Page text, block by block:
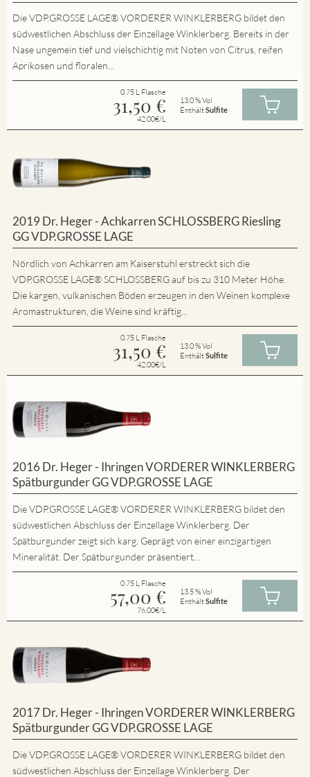
Die VDP.GROSSE LAGE® VORDERER WINKLERBERG bildet den
südwestlichen Abschluss der Einzellage Winklerberg. Bereits in der
Nase ungemein tief und vielschichtig mit Noten von Citrus, reifen
Aprikosen und floralen...
0.75 L Flasche
31,50 €
42.00€/L
13.0 % Vol
EnthältSulfite
2019 Dr. Heger - Achkarren SCHLOSSBERG Riesling
GG VDP.GROSSE LAGE
Nördlich von Achkarren am Kaiserstuhl erstreckt sich die
VDP.GROSSE LAGE® SCHLOSSBERG auf bis zu 310 Meter Höhe.
Die kargen, vulkanischen Böden erzeugen in den Weinen komplexe
Aromastrukturen, die Weine sind kräftig...
0.75 L Flasche
31,50 €
42.00€/L
13.0 % Vol
EnthältSulfite
2016 Dr. Heger - Ihringen VORDERER WINKLERBERG
Spätburgunder GG VDP.GROSSE LAGE
Die VDP.GROSSE LAGE® VORDERER WINKLERBERG bildet den
südwestlichen Abschluss der Einzellage Winklerberg. Der
Spätburgunder zeigt sich karg. Geprägt von einer einzigartigen
Mineralität. Der Spätburgunder präsentiert...
0.75 L Flasche
57,00 €
76.00€/L
13.5 % Vol
EnthältSulfite
2017 Dr. Heger - Ihringen VORDERER WINKLERBERG
Spätburgunder GG VDP.GROSSE LAGE
Die VDP.GROSSE LAGE® VORDERER WINKLERBERG bildet den
südwestlichen Abschluss der Einzellage Winklerberg. Der